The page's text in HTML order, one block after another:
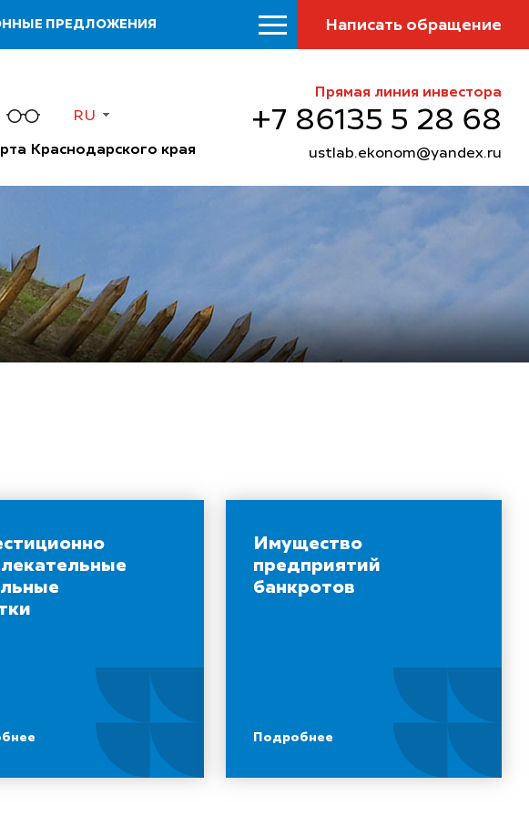
ПРЕДЛОЖЕНИЯ Написать обращение
RU
Краснодарского края
Прямая линия инвестора
+7 86135 5 28 68
ustlab.ekonom@yandex.ru
Имущество
предприятий
банкротов
Подробнее